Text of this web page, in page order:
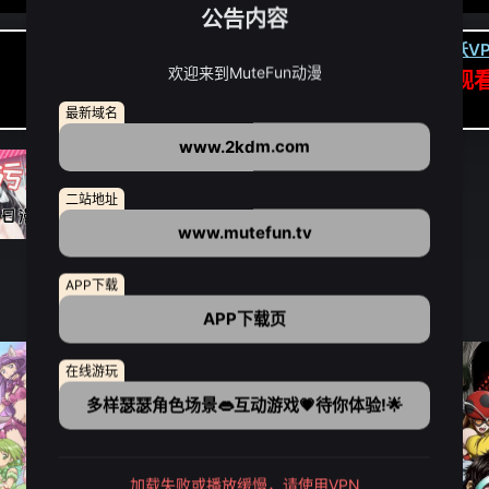
下载虎跃
APP高速专线可前往APP观
公告内容
欢迎来到MuteFun动漫
最新域名
www.2kdm.com
二站地址
www.mutefun.tv
APP下载
APP下载页
在线游玩
多样瑟瑟角色场景👄互动游戏💗待你体验!🌟
加载失败或播放缓慢，请使用VPN